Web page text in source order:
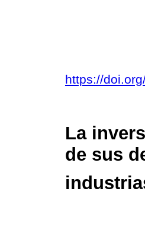
https://
La
de sus